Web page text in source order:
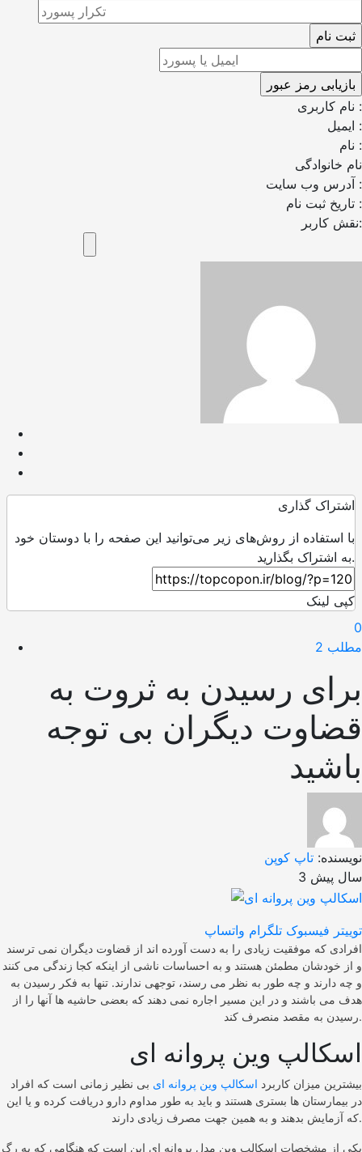
نام کاربری :
ایمیل :
نام :
نام خانوادگی
آدرس وب سایت :
تاریخ ثبت نام :
نقش کاربر:
اشتراک گذاری
با استفاده از روش‌های زیر می‌توانید این صفحه را با دوستان خود
به اشتراک بگذارید.
کپی لینک
0
مطلب 2
برای رسیدن به ثروت به
قضاوت دیگران بی توجه
باشید
نویسنده: تاپ کوپن
3 سال پیش
توییتر فیسبوک تلگرام واتساپ
افرادی که موفقیت زیادی را به دست آورده اند از قضاوت دیگران نمی ترسند
و از خودشان مطمئن هستند و به احساسات ناشی از اینکه کجا زندگی می کنند
و چه دارند و چه طور به نظر می رسند، توجهی ندارند. تنها به فکر رسیدن به
هدف می باشند و در این مسیر اجاره نمی دهند که بعضی حاشیه ها آنها را از
رسیدن به مقصد منصرف کند.
اسکالپ وین پروانه ای
بیشترین میزان کاربرد اسکالپ وین پروانه ای بی نظیر زمانی است که افراد
در بیمارستان ها بستری هستند و باید به طور مداوم دارو دریافت کرده و یا این
که آزمایش بدهند و به همین جهت مصرف زیادی دارند.
یکی از مشخصات اسکالپ وین مدل پروانه ای این است که هنگامی که به رگ